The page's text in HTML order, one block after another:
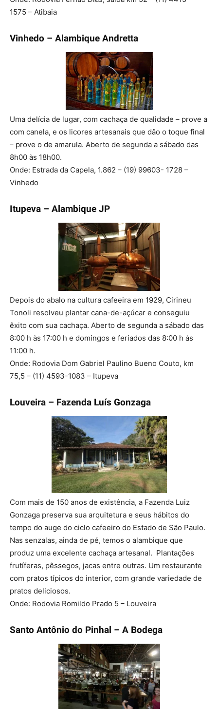
1575 – Atibaia
Vinhedo – Alambique Andretta
Uma delícia de lugar, com cachaça de qualidade – prove a
com canela, e os licores artesanais que dão o toque final
– prove o de amarula. Aberto de segunda a sábado das
8h00 às 18h00.
Onde: Estrada da Capela, 1.862 – (19) 99603- 1728 –
Vinhedo
Itupeva – Alambique JP
Depois do abalo na cultura cafeeira em 1929, Cirineu
Tonoli resolveu plantar cana-de-açúcar e conseguiu
êxito com sua cachaça. Aberto de segunda a sábado das
8:00 h às 17:00 h e domingos e feriados das 8:00 h às
11:00 h.
Onde: Rodovia Dom Gabriel Paulino Bueno Couto, km
75,5 – (11) 4593-1083 – Itupeva
Louveira – Fazenda Luís Gonzaga
Com mais de 150 anos de existência, a Fazenda Luiz
Gonzaga preserva sua arquitetura e seus hábitos do
tempo do auge do ciclo cafeeiro do Estado de São Paulo.
Nas senzalas, ainda de pé, temos o alambique que
produz uma excelente cachaça artesanal. Plantações
frutíferas, pêssegos, jacas entre outras. Um restaurante
com pratos típicos do interior, com grande variedade de
pratos deliciosos.
Onde: Rodovia Romildo Prado 5 – Louveira
Santo Antônio do Pinhal – A Bodega